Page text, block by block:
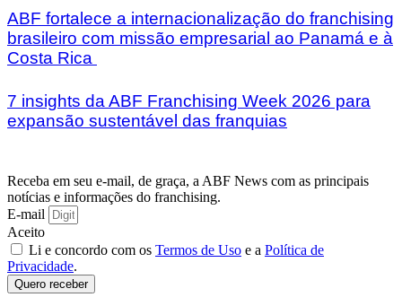
ABF fortalece a internacionalização do franchising
brasileiro com missão empresarial ao Panamá e à
Costa Rica
7 insights da ABF Franchising Week 2026 para
expansão sustentável das franquias
Receba em seu e-mail, de graça, a ABF News com as principais
notícias e informações do franchising.
E-mail
Aceito
Li e concordo com os Termos de Uso e a Política de
Privacidade.
Quero receber